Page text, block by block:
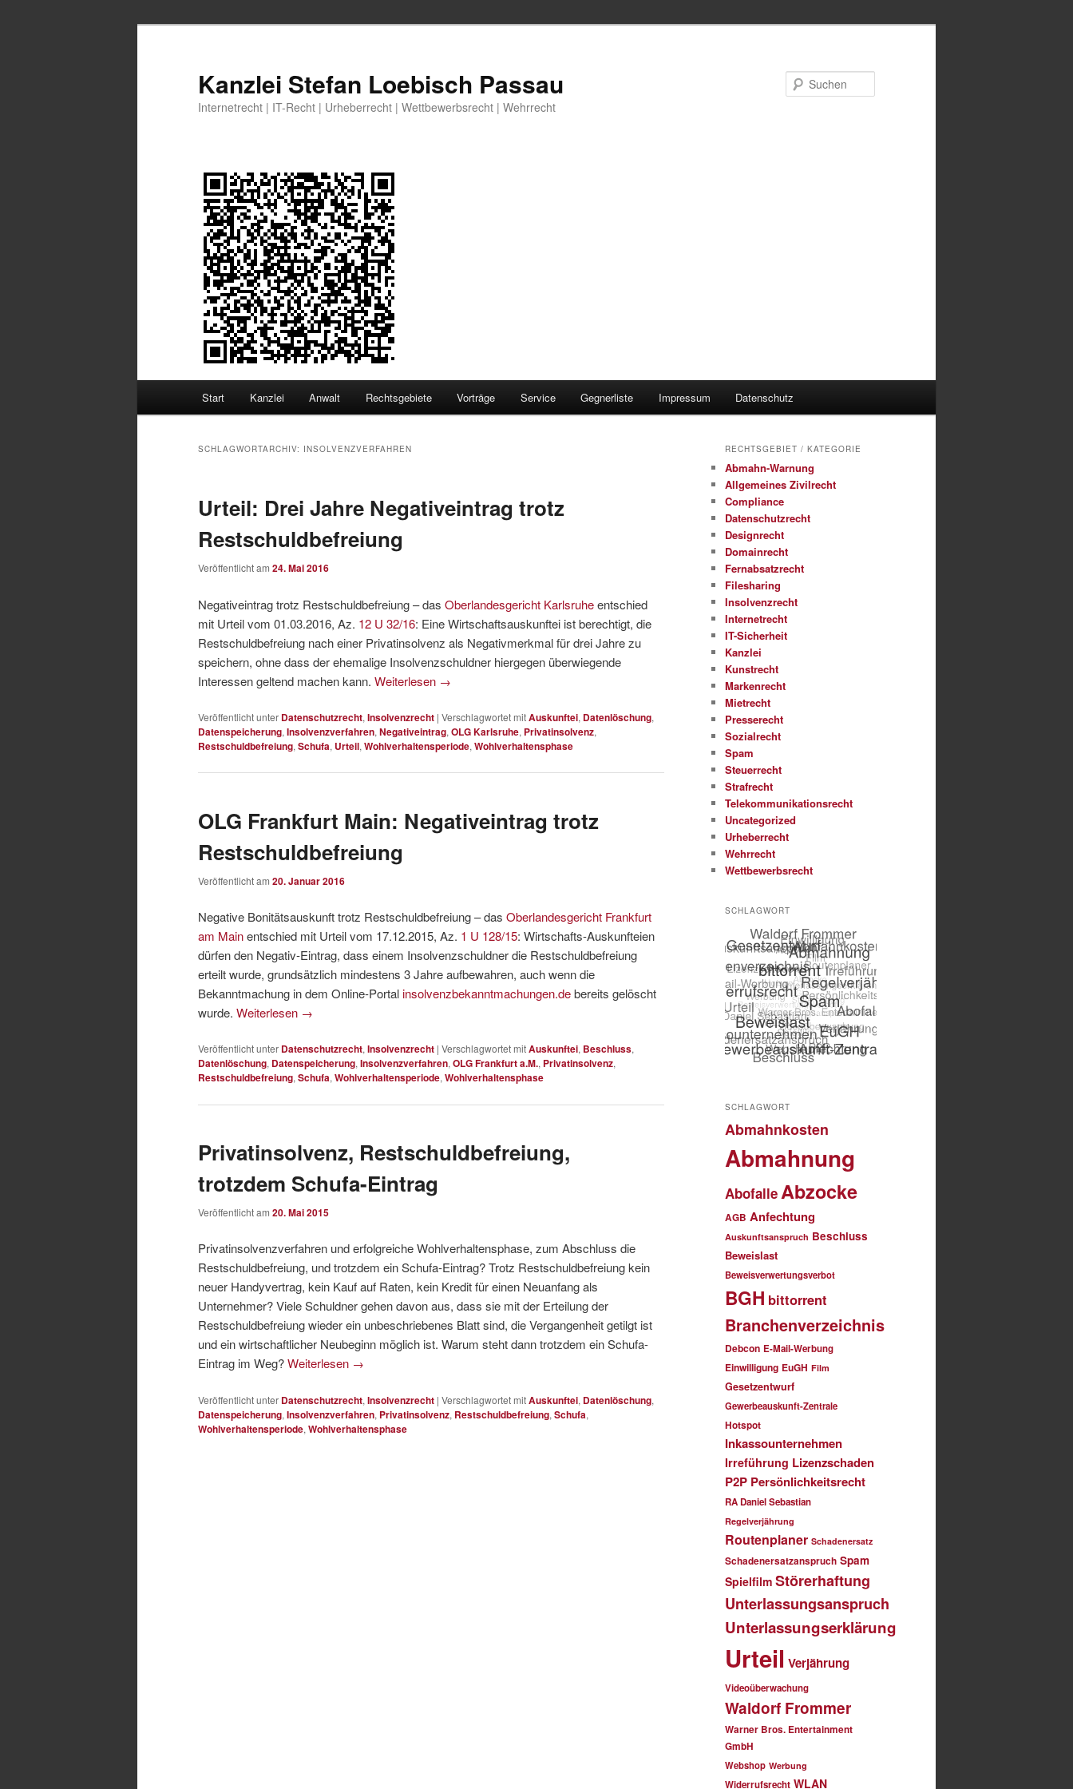
Kanzlei Stefan Loebisch Passau
Internetrecht | IT-Recht | Urheberrecht | Wettbewerbsrecht | Wehrrecht
Start Kanzlei Anwalt Rechtsgebiete Vorträge Service Gegnerliste Impressum Datenschutz
SCHLAGWORTARCHIV: INSOLVENZVERFAHREN
Urteil: Drei Jahre Negativeintrag trotz
Restschuldbefreiung
Veröffentlicht am 24. Mai 2016
Negativeintrag trotz Restschuldbefreiung – das Oberlandesgericht Karlsruheentschied
mit Urteil vom 01.03.2016, Az. 12 U 32/16: Eine Wirtschaftsauskunftei ist berechtigt, die
Restschuldbefreiung nach einer Privatinsolvenz als Negativmerkmal für drei Jahre zu
speichern, ohne dass der ehemalige Insolvenzschuldner hiergegen überwiegende
Interessen geltend machen kann. Weiterlesen →
Veröffentlicht unter Datenschutzrecht, Insolvenzrecht | Verschlagwortet mitAuskunftei, Datenlöschung,
Datenspeicherung, Insolvenzverfahren, Negativeintrag, OLG Karlsruhe, Privatinsolvenz,
Restschuldbefreiung, Schufa, Urteil, Wohlverhaltensperiode, Wohlverhaltensphase
OLG Frankfurt Main: Negativeintrag trotz
Restschuldbefreiung
Veröffentlicht am 20. Januar 2016
Negative Bonitätsauskunft trotz Restschuldbefreiung – das Oberlandesgericht Frankfurt
am Mainentschied mit Urteil vom 17.12.2015, Az. 1 U 128/15: Wirtschafts-Auskunfteien
dürfen den Negativ-Eintrag, dass einem Insolvenzschuldner die Restschuldbefreiung
erteilt wurde, grundsätzlich mindestens 3 Jahre aufbewahren, auch wenn die
Bekanntmachung in dem Online-Portalinsolvenzbekanntmachungen.debereits gelöscht
wurde. Weiterlesen →
Veröffentlicht unter Datenschutzrecht, Insolvenzrecht | Verschlagwortet mitAuskunftei, Beschluss,
Datenlöschung, Datenspeicherung, Insolvenzverfahren, OLG Frankfurt a.M., Privatinsolvenz,
Restschuldbefreiung, Schufa, Wohlverhaltensperiode, Wohlverhaltensphase
Privatinsolvenz, Restschuldbefreiung,
trotzdem Schufa-Eintrag
Veröffentlicht am 20. Mai 2015
Privatinsolvenzverfahren und erfolgreiche Wohlverhaltensphase, zum Abschluss die
Restschuldbefreiung, und trotzdem ein Schufa-Eintrag? Trotz Restschuldbefreiung kein
neuer Handyvertrag, kein Kauf auf Raten, kein Kredit für einen Neuanfang als
Unternehmer? Viele Schuldner gehen davon aus, dass sie mit der Erteilung der
Restschuldbefreiung wieder ein unbeschriebenes Blatt sind, die Vergangenheit getilgt ist
und ein wirtschaftlicher Neubeginn möglich ist. Warum steht dann trotzdem ein Schufa-
Eintrag im Weg?Weiterlesen →
Veröffentlicht unter Datenschutzrecht, Insolvenzrecht | Verschlagwortet mitAuskunftei, Datenlöschung,
Datenspeicherung, Insolvenzverfahren, Privatinsolvenz, Restschuldbefreiung, Schufa,
Wohlverhaltensperiode, Wohlverhaltensphase
RECHTSGEBIET / KATEGORIE
Abmahn-Warnung
Allgemeines Zivilrecht
Compliance
Datenschutzrecht
Designrecht
Domainrecht
Fernabsatzrecht
Filesharing
Insolvenzrecht
Internetrecht
IT-Sicherheit
Kanzlei
Kunstrecht
Markenrecht
Mietrecht
Presserecht
Sozialrecht
Spam
Steuerrecht
Strafrecht
Telekommunikationsrecht
Uncategorized
Urheberrecht
Wehrrecht
Wettbewerbsrecht
SCHLAGWORT
SCHLAGWORT
Abmahnkosten
Abmahnung
AbofalleAbzocke
AGB Anfechtung
Auskunftsanspruch Beschluss
Beweislast
Beweisverwertungsverbot
BGH bittorrent
Branchenverzeichnis
Debcon E-Mail-Werbung
Einwilligung EuGH Film
Gesetzentwurf
Gewerbeauskunft-Zentrale
Hotspot
Inkassounternehmen
Irreführung Lizenzschaden
P2P Persönlichkeitsrecht
RA Daniel Sebastian
Regelverjährung
Routenplaner Schadenersatz
Schadenersatzanspruch Spam
Spielfilm Störerhaftung
Unterlassungsanspruch
Unterlassungserklärung
Urteil Verjährung
Videoüberwachung
Waldorf Frommer
Warner Bros. Entertainment
GmbH
Webshop Werbung
Widerrufsrecht WLAN